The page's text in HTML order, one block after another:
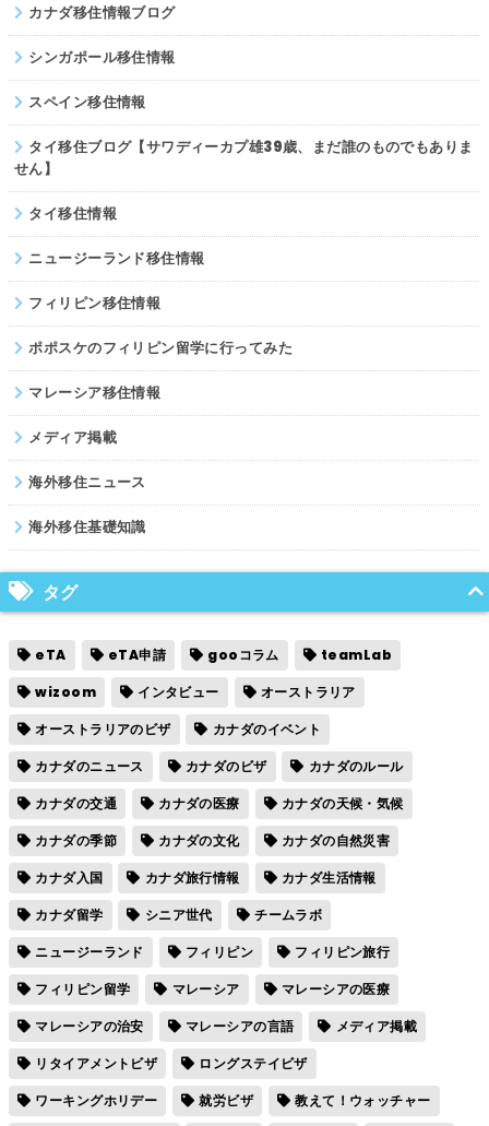
カナダ移住情報ブログ
シンガポール移住情報
スペイン移住情報
タイ移住ブログ【サワディーカプ雄39歳、まだ誰のものでもありま
せん】
タイ移住情報
ニュージーランド移住情報
フィリピン移住情報
ポポスケのフィリピン留学に行ってみた
マレーシア移住情報
メディア掲載
海外移住ニュース
海外移住基礎知識
タグ
eTA eTA申請 gooコラム
teamLab
wizoom
インタビュー
オーストラリア
オーストラリアのビザ
カナダのイベント
カナダのニュース
カナダのビザ
カナダのルール
カナダの交通
カナダの医療
カナダの天候・気候
カナダの季節
カナダの文化
カナダの自然災害
カナダ入国
カナダ旅行情報
カナダ生活情報
カナダ留学
シニア世代
チームラボ
ニュージーランド
フィリピン
フィリピン旅行
フィリピン留学
マレーシア
マレーシアの医療
マレーシアの治安
マレーシアの言語
メディア掲載
リタイアメントビザ
ロングステイビザ
ワーキングホリデー
就労ビザ
教えて！ウォッチャー